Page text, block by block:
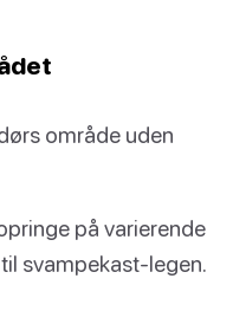
område uden
på varierende
svampekast-legen.